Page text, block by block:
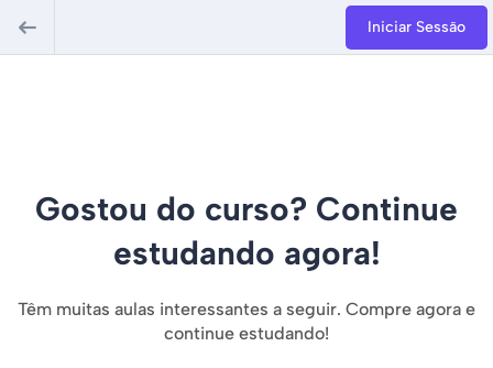
Iniciar Sessão
Gostou do curso? Continue
estudando agora!
Têm muitas aulas interessantes a seguir. Compre agora e
continue estudando!